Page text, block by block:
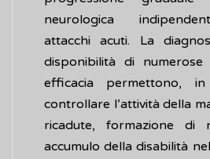
neurologica
attacchi acuti. La
disponibilità di
efficacia permettono,
controllare l’attività della
ricadute, formazione di
accumulo della disabilità